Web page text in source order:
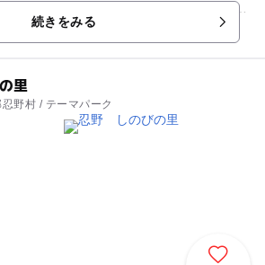
パール タウン」も併設され、年代問わず
続きをみる
里
野村 / テーマパーク